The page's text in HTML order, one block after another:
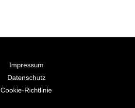
Impressum
Datenschutz
Cookie-Richtlinie